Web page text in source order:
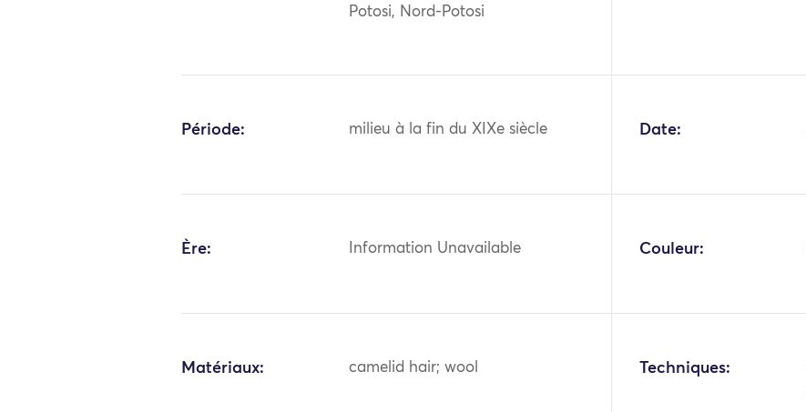
Potosi, Nord-Potosi
Période: milieu à la fin du XIXe siècle Date:
Ère: Information Unavailable Couleur:
Matériaux: camelid hair; wool Techniques: